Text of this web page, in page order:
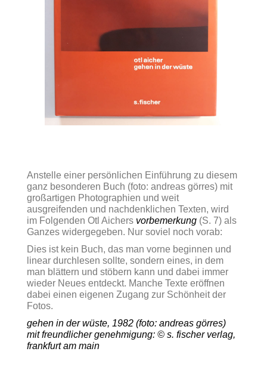
Anstelle einer persönlichen Einführung zu diesem
ganz besonderen Buch (foto: andreas görres) mit
großartigen Photographien und weit
ausgreifenden und nachdenklichen Texten, wird
im Folgenden Otl Aichers vorbemerkung (S. 7) als
Ganzes widergegeben. Nur soviel noch vorab:
Dies ist kein Buch, das man vorne beginnen und
linear durchlesen sollte, sondern eines, in dem
man blättern und stöbern kann und dabei immer
wieder Neues entdeckt. Manche Texte eröffnen
dabei einen eigenen Zugang zur Schönheit der
Fotos.
gehen in der wüste, 1982 (foto: andreas görres)
mit freundlicher genehmigung: © s. fischer verlag,
frankfurt am main